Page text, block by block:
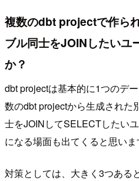
複数のdbt projectで作ら
ブル同士をJOINしたいユ
か？
dbt projectは基本的に1つのデ
数のdbt projectから生成された
士をJOINしてSELECTしたい
になる場面も出てくると思いま
対策としては、大きく3つある